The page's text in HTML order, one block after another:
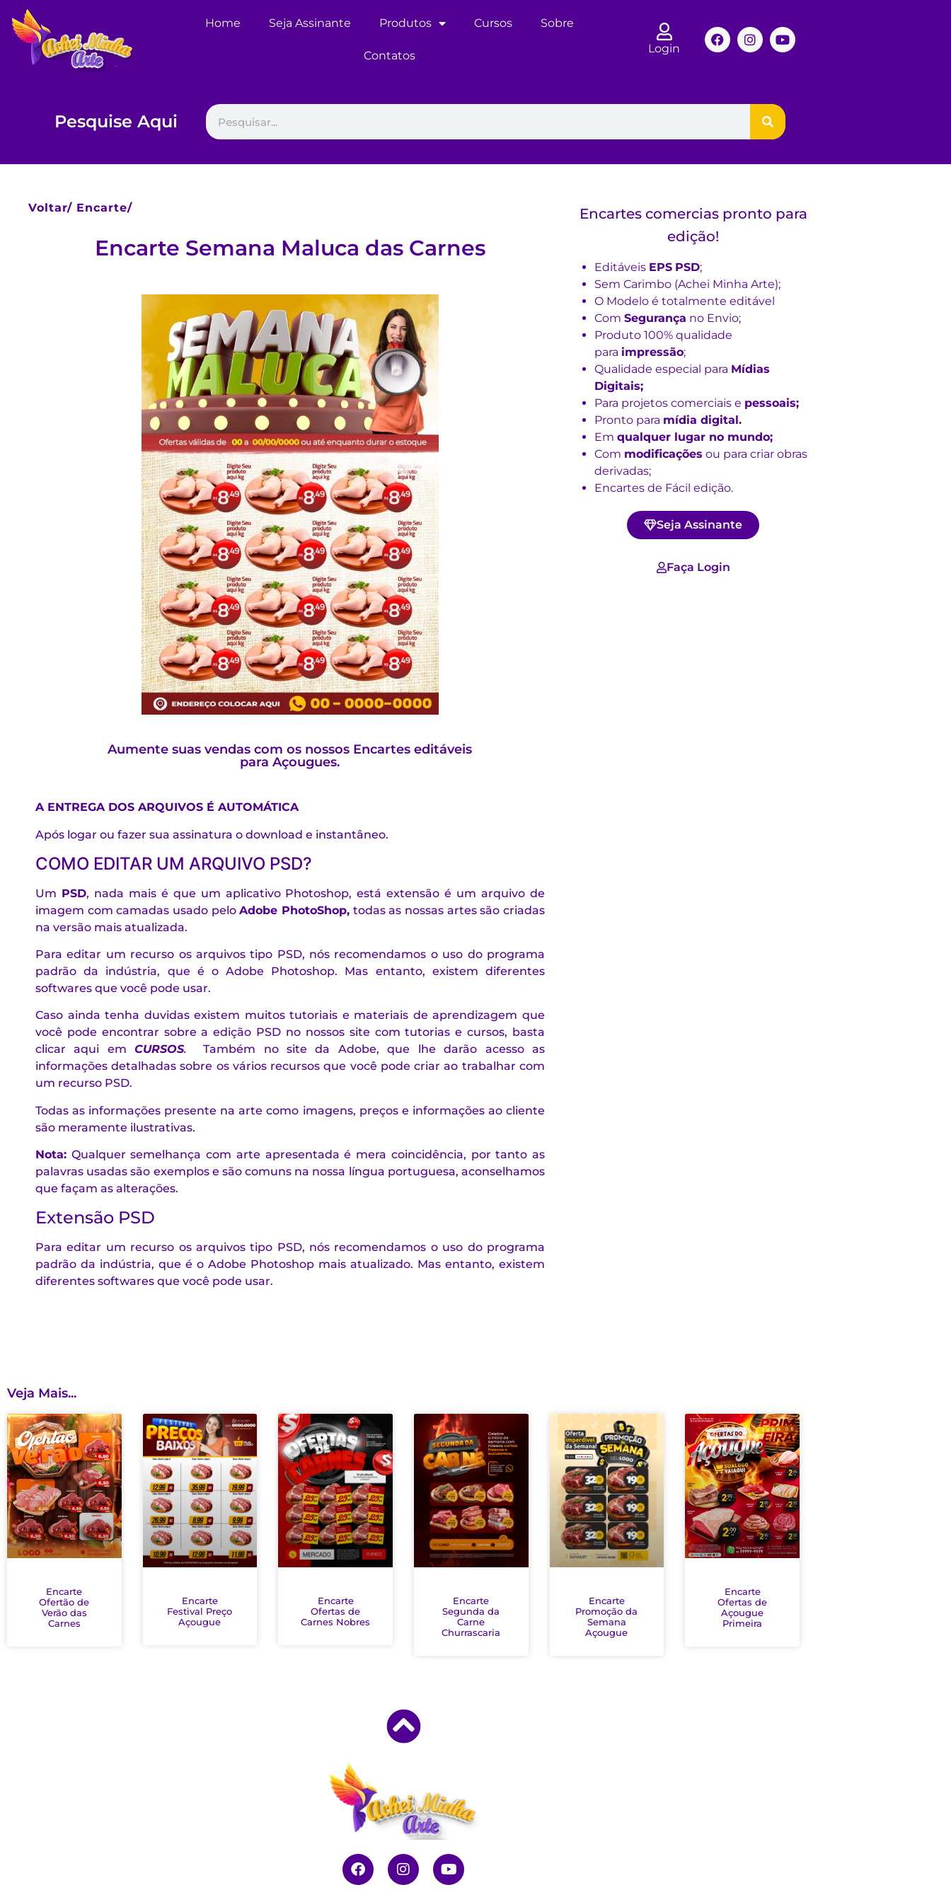
Home Seja Assinante Produtos Cursos Sobre
Contatos
Login
Pesquise Aqui
Voltar/ Encarte/
Encarte Semana Maluca das Carnes
Aumente suas vendas com os nossos Encartes editáveis
para Açougues.
A ENTREGA DOS ARQUIVOS É AUTOMÁTICA
Após logar ou fazer sua assinatura o download e instantâneo.
COMO EDITAR UM ARQUIVO PSD?
Um PSD, nada mais é que um aplicativo Photoshop, está extensão é um arquivo de
imagem com camadas usado peloAdobe PhotoShop, todas as nossas artes são criadas
na versão mais atualizada.
Para editar um recurso os arquivos tipo PSD, nós recomendamos o uso do programa
padrão da indústria, que é o Adobe Photoshop. Mas entanto, existem diferentes
softwares que você pode usar.
Caso ainda tenha duvidas existem muitos tutoriais e materiais de aprendizagem que
você pode encontrar sobre a edição PSD no nossos site com tutorias e cursos, basta
clicar aqui emCURSOS. Também no site da Adobe, que lhe darão acesso as
informações detalhadas sobre os vários recursos que você pode criar ao trabalhar com
um recurso PSD.
Todas as informações presente na arte como imagens, preços e informações ao cliente
são meramente ilustrativas.
Nota: Qualquer semelhança com arte apresentada é mera coincidência, por tanto as
palavras usadas são exemplos e são comuns na nossa língua portuguesa, aconselhamos
que façam as alterações.
Extensão PSD
Para editar um recurso os arquivos tipo PSD, nós recomendamos o uso do programa
padrão da indústria, que é o Adobe Photoshop mais atualizado. Mas entanto, existem
diferentes softwares que você pode usar.
Encartes comercias pronto para
edição!
Editáveis EPS PSD;
Sem Carimbo (Achei Minha Arte);
O Modelo é totalmente editável
Com Segurança no Envio;
Produto 100% qualidade
para impressão;
Qualidade especial para Mídias
Digitais;
Para projetos comerciais e pessoais;
Pronto para mídia digital.
Em qualquer lugar no mundo;
Com modificações ou para criar obras
derivadas;
Encartes de Fácil edição.
Seja Assinante
Faça Login
Veja Mais...
Encarte
Ofertão de
Verão das
Carnes
Encarte
Festival Preço
Açougue
Encarte
Ofertas de
Carnes Nobres
Encarte
Segunda da
Carne
Churrascaria
Encarte
Promoção da
Semana
Açougue
Encarte
Ofertas de
Açougue
Primeira